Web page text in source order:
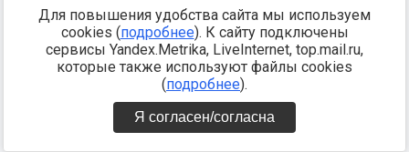
Для повышения удобства сайта мы используем
cookies (подробнее). К сайту подключены
сервисы Yandex.Metrika, LiveInternet, top.mail.ru,
которые также используют файлы cookies
(подробнее).
Я согласен/согласна